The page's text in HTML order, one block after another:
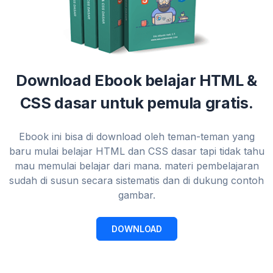
Download Ebook belajar HTML &
CSS dasar untuk pemula gratis.
Ebook ini bisa di download oleh teman-teman yang
baru mulai belajar HTML dan CSS dasar tapi tidak tahu
mau memulai belajar dari mana. materi pembelajaran
sudah di susun secara sistematis dan di dukung contoh
gambar.
DOWNLOAD